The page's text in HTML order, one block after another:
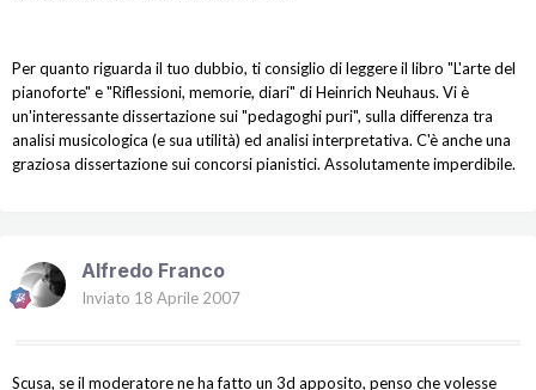
Per quanto riguarda il tuo dubbio, ti consiglio di leggere il libro "L'arte del
pianoforte" e "Riflessioni, memorie, diari" di Heinrich Neuhaus. Vi è
un'interessante dissertazione sui "pedagoghi puri", sulla differenza tra
analisi musicologica (e sua utilità) ed analisi interpretativa. C'è anche una
graziosa dissertazione sui concorsi pianistici. Assolutamente imperdibile.
Alfredo Franco
Inviato 18 Aprile 2007
Scusa, se il moderatore ne ha fatto un 3d apposito, penso che volesse